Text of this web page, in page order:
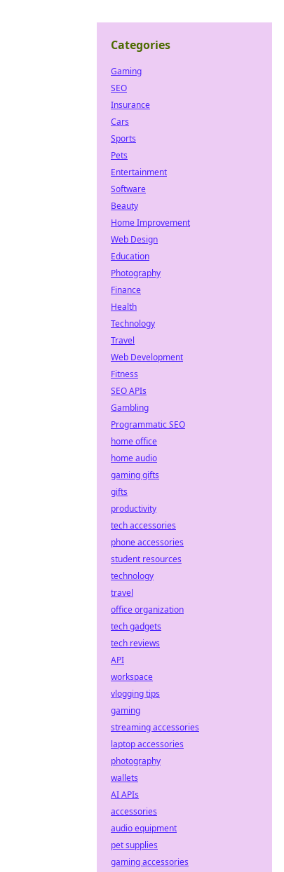
Categories
Gaming
SEO
Insurance
Cars
Sports
Pets
Entertainment
Software
Beauty
Home Improvement
Web Design
Education
Photography
Finance
Health
Technology
Travel
Web Development
Fitness
SEO APIs
Gambling
Programmatic SEO
home office
home audio
gaming gifts
gifts
productivity
tech accessories
phone accessories
student resources
technology
travel
office organization
tech gadgets
tech reviews
API
workspace
vlogging tips
gaming
streaming accessories
laptop accessories
photography
wallets
AI APIs
accessories
audio equipment
pet supplies
gaming accessories